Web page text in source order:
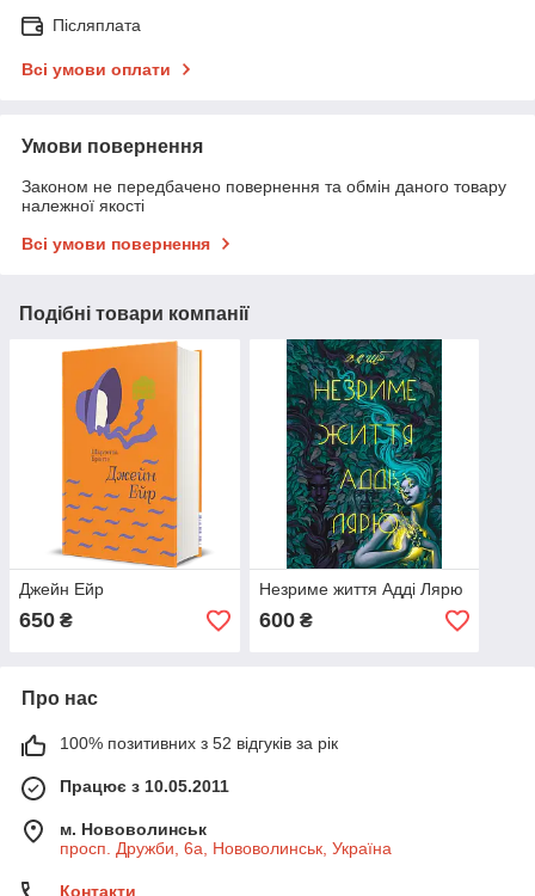
Післяплата
Всі умови оплати
Умови повернення
Законом не передбачено повернення та обмін даного товару
належної якості
Всі умови повернення
Подібні товари компанії
Джейн Ейр
650 ₴
Незриме життя Адді Лярю
600₴
Про нас
100% позитивних з 52 відгуків за рік
Працює з 10.05.2011
м. Нововолинськ
просп. Дружби, 6а, Нововолинськ, Україна
Контакти